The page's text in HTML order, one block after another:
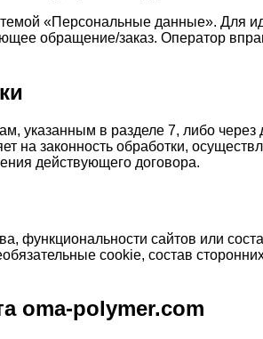
«Персональные данные». Для
обращение/заказ. Оператор
указанным в разделе 7, либо
на законность обработки,
действующего договора.
функциональности сайтов или
cookie, состав
oma-polymer.com